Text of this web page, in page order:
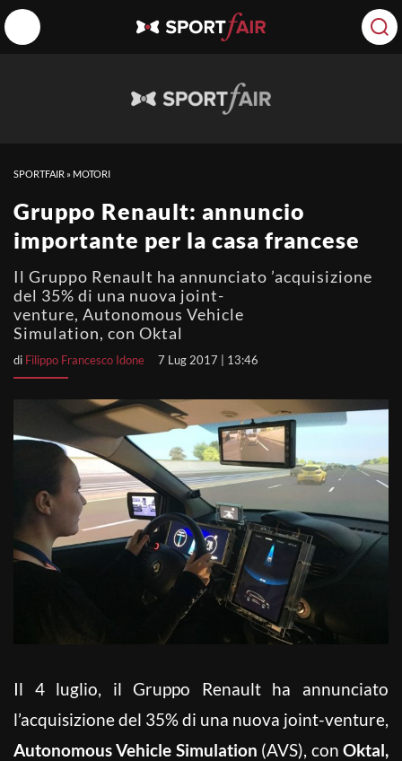
SPORTFAIR » MOTORI
Gruppo Renault: annuncio
importante per la casa francese
Il Gruppo Renault ha annunciato ’acquisizione
del 35% di una nuova joint-
venture, Autonomous Vehicle
Simulation, con Oktal
di Filippo Francesco Idone 7 Lug 2017 | 13:46
Il 4 luglio, il Gruppo Renault ha annunciato
l’acquisizione del 35% di una nuova joint-venture,
Autonomous Vehicle Simulation (AVS), conOktal,